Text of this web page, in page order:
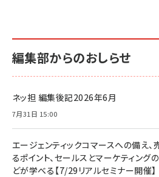
編集部からのおしらせ
ネッ担 編集後記2026年6月
7月31日 15:00
エージェンティックコマースへの備え
るポイント、セールスとマーケティン
どが学べる【7/29リアルセミナー開催】